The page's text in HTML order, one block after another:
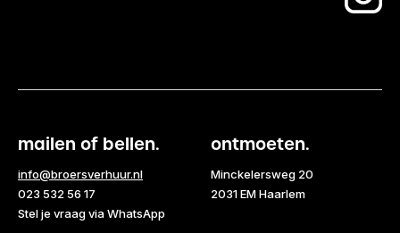
mailen of bellen.
info@broersverhuur.nl
023 532 56 17
Stel je vraag via WhatsApp
ontmoeten.
Minckelersweg 20
2031 EM Haarlem